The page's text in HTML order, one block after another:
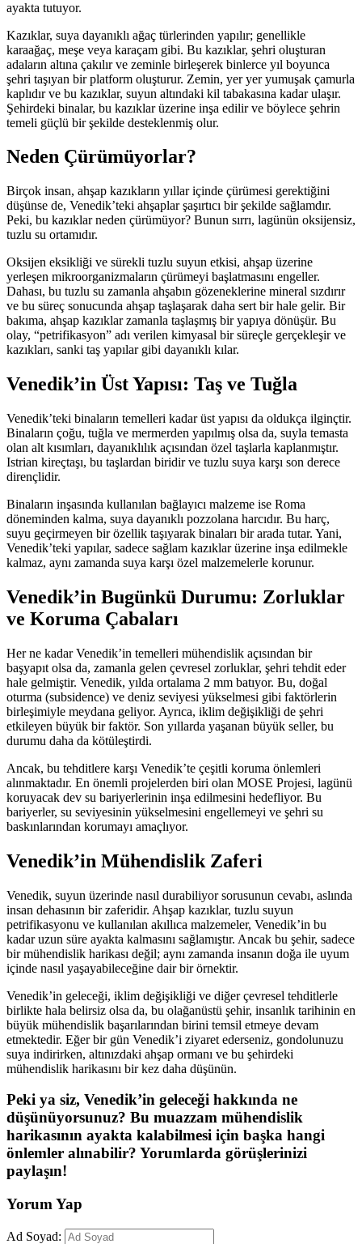
ayakta tutuyor.
Kazıklar, suya dayanıklı ağaç türlerinden yapılır; genellikle
karaağaç, meşe veya karaçam gibi. Bu kazıklar, şehri oluşturan
adaların altına çakılır ve zeminle birleşerek binlerce yıl boyunca
şehri taşıyan bir platform oluşturur. Zemin, yer yer yumuşak çamurla
kaplıdır ve bu kazıklar, suyun altındaki kil tabakasına kadar ulaşır.
Şehirdeki binalar, bu kazıklar üzerine inşa edilir ve böylece şehrin
temeli güçlü bir şekilde desteklenmiş olur.
Neden Çürümüyorlar?
Birçok insan, ahşap kazıkların yıllar içinde çürümesi gerektiğini
düşünse de, Venedik’teki ahşaplar şaşırtıcı bir şekilde sağlamdır.
Peki, bu kazıklar neden çürümüyor? Bunun sırrı, lagünün oksijensiz,
tuzlu su ortamıdır.
Oksijen eksikliği ve sürekli tuzlu suyun etkisi, ahşap üzerine
yerleşen mikroorganizmaların çürümeyi başlatmasını engeller.
Dahası, bu tuzlu su zamanla ahşabın gözeneklerine mineral sızdırır
ve bu süreç sonucunda ahşap taşlaşarak daha sert bir hale gelir. Bir
bakıma, ahşap kazıklar zamanla taşlaşmış bir yapıya dönüşür. Bu
olay, “petrifikasyon” adı verilen kimyasal bir süreçle gerçekleşir ve
kazıkları, sanki taş yapılar gibi dayanıklı kılar.
Venedik’in Üst Yapısı: Taş ve Tuğla
Venedik’teki binaların temelleri kadar üst yapısı da oldukça ilginçtir.
Binaların çoğu, tuğla ve mermerden yapılmış olsa da, suyla temasta
olan alt kısımları, dayanıklılık açısından özel taşlarla kaplanmıştır.
Istrian kireçtaşı, bu taşlardan biridir ve tuzlu suya karşı son derece
dirençlidir.
Binaların inşasında kullanılan bağlayıcı malzeme ise Roma
döneminden kalma, suya dayanıklı pozzolana harcıdır. Bu harç,
suyu geçirmeyen bir özellik taşıyarak binaları bir arada tutar. Yani,
Venedik’teki yapılar, sadece sağlam kazıklar üzerine inşa edilmekle
kalmaz, aynı zamanda suya karşı özel malzemelerle korunur.
Venedik’in Bugünkü Durumu: Zorluklar
ve Koruma Çabaları
Her ne kadar Venedik’in temelleri mühendislik açısından bir
başyapıt olsa da, zamanla gelen çevresel zorluklar, şehri tehdit eder
hale gelmiştir. Venedik, yılda ortalama 2 mm batıyor. Bu, doğal
oturma (subsidence) ve deniz seviyesi yükselmesi gibi faktörlerin
birleşimiyle meydana geliyor. Ayrıca, iklim değişikliği de şehri
etkileyen büyük bir faktör. Son yıllarda yaşanan büyük seller, bu
durumu daha da kötüleştirdi.
Ancak, bu tehditlere karşı Venedik’te çeşitli koruma önlemleri
alınmaktadır. En önemli projelerden biri olan MOSE Projesi, lagünü
koruyacak dev su bariyerlerinin inşa edilmesini hedefliyor. Bu
bariyerler, su seviyesinin yükselmesini engellemeyi ve şehri su
baskınlarından korumayı amaçlıyor.
Venedik’in Mühendislik Zaferi
Venedik, suyun üzerinde nasıl durabiliyor sorusunun cevabı, aslında
insan dehasının bir zaferidir. Ahşap kazıklar, tuzlu suyun
petrifikasyonu ve kullanılan akıllıca malzemeler, Venedik’in bu
kadar uzun süre ayakta kalmasını sağlamıştır. Ancak bu şehir, sadece
bir mühendislik harikası değil; aynı zamanda insanın doğa ile uyum
içinde nasıl yaşayabileceğine dair bir örnektir.
Venedik’in geleceği, iklim değişikliği ve diğer çevresel tehditlerle
birlikte hala belirsiz olsa da, bu olağanüstü şehir, insanlık tarihinin en
büyük mühendislik başarılarından birini temsil etmeye devam
etmektedir. Eğer bir gün Venedik’i ziyaret ederseniz, gondolunuzu
suya indirirken, altınızdaki ahşap ormanı ve bu şehirdeki
mühendislik harikasını bir kez daha düşünün.
Peki ya siz, Venedik’in geleceği hakkında ne
düşünüyorsunuz? Bu muazzam mühendislik
harikasının ayakta kalabilmesi için başka hangi
önlemler alınabilir? Yorumlarda görüşlerinizi
paylaşın!
Yorum Yap
Ad Soyad: